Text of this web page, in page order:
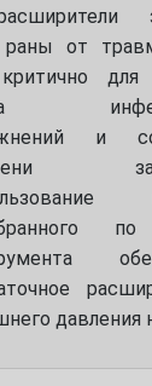
раны от
для
и
давления